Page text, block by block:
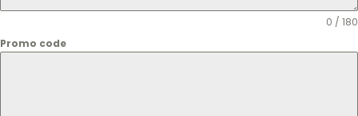
0 / 180
Promo code